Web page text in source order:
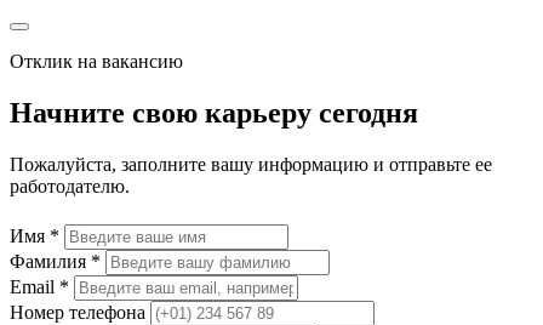
Отклик на вакансию
Начните свою карьеру сегодня
Пожалуйста, заполните вашу информацию и отправьте ее
работодателю.
Имя *
Фамилия *
Email *
Номер телефона